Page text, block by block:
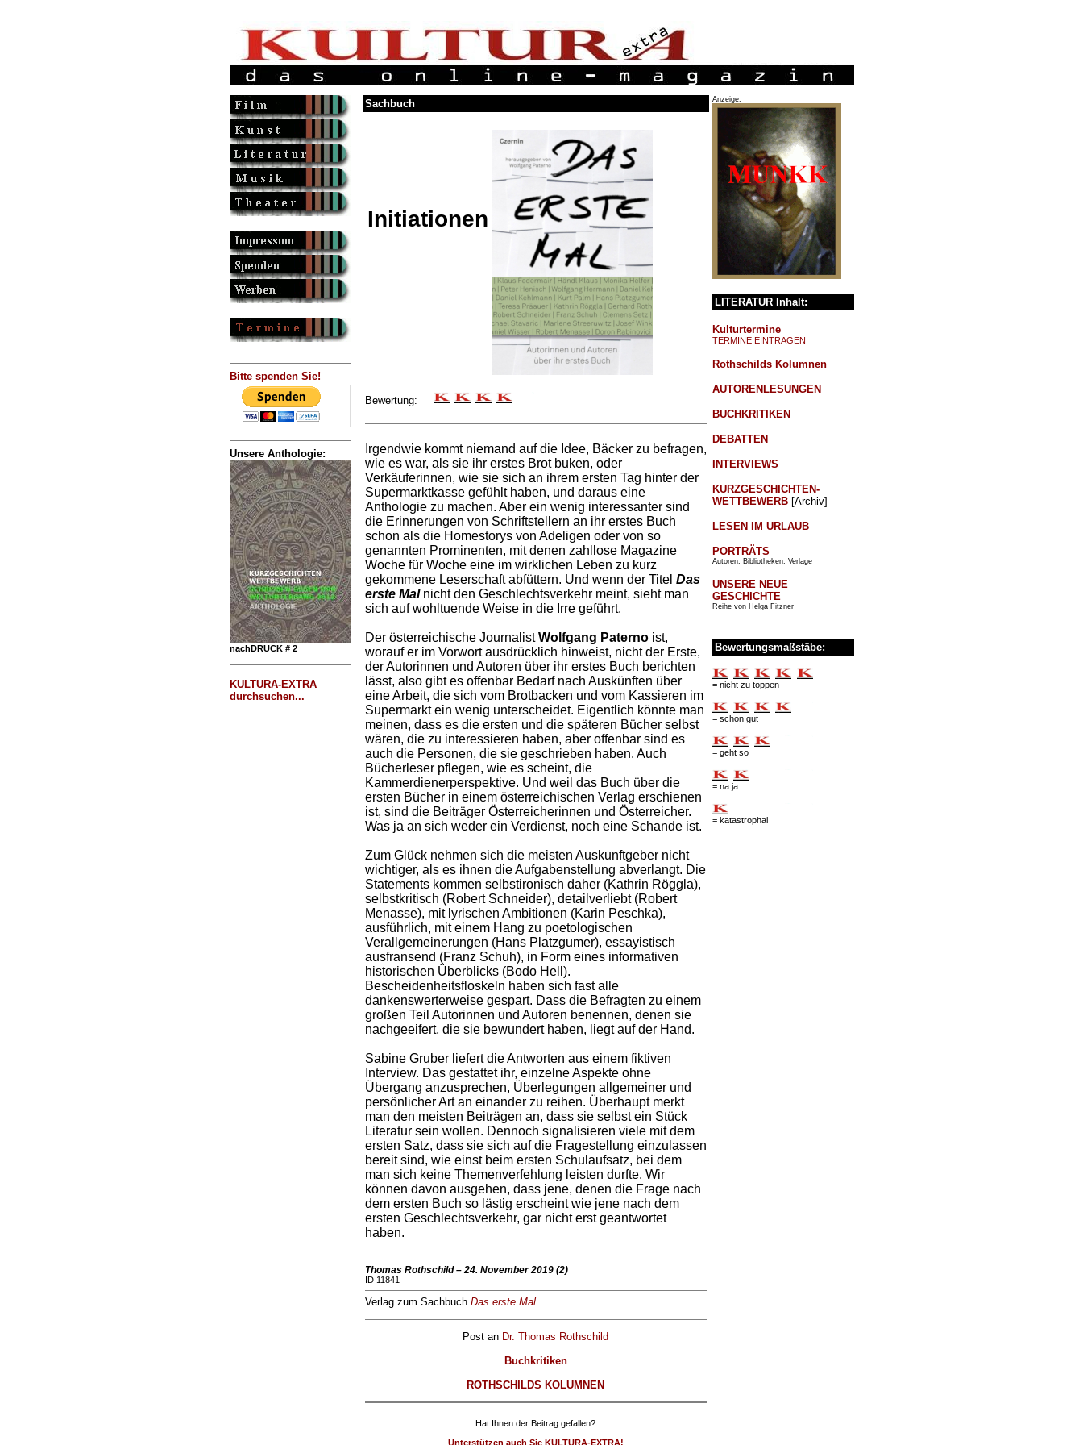
Bitte spenden Sie!
Unsere Anthologie:
nachDRUCK # 2
KULTURA-EXTRA
durchsuchen...
Sachbuch
Initiationen
Bewertung:
Irgendwie kommt niemand auf die Idee, Bäcker zu befragen,
wie es war, als sie ihr erstes Brot buken, oder
Verkäuferinnen, wie sie sich an ihrem ersten Tag hinter der
Supermarktkasse gefühlt haben, und daraus eine
Anthologie zu machen. Aber ein wenig interessanter sind
die Erinnerungen von Schriftstellern an ihr erstes Buch
schon als die Homestorys von Adeligen oder von so
genannten Prominenten, mit denen zahllose Magazine
Woche für Woche eine im wirklichen Leben zu kurz
gekommene Leserschaft abfüttern. Und wenn der Titel Das
erste Malnicht den Geschlechtsverkehr meint, sieht man
sich auf wohltuende Weise in die Irre geführt.
Der österreichische JournalistWolfgang Paternoist,
worauf er im Vorwort ausdrücklich hinweist, nicht der Erste,
der Autorinnen und Autoren über ihr erstes Buch berichten
lässt, also gibt es offenbar Bedarf nach Auskünften über
eine Arbeit, die sich vom Brotbacken und vom Kassieren im
Supermarkt ein wenig unterscheidet. Eigentlich könnte man
meinen, dass es die ersten und die späteren Bücher selbst
wären, die zu interessieren haben, aber offenbar sind es
auch die Personen, die sie geschrieben haben. Auch
Bücherleser pflegen, wie es scheint, die
Kammerdienerperspektive. Und weil das Buch über die
ersten Bücher in einem österreichischen Verlag erschienen
ist, sind die Beiträger Österreicherinnen und Österreicher.
Was ja an sich weder ein Verdienst, noch eine Schande ist.
Zum Glück nehmen sich die meisten Auskunftgeber nicht
wichtiger, als es ihnen die Aufgabenstellung abverlangt. Die
Statements kommen selbstironisch daher (Kathrin Röggla),
selbstkritisch (Robert Schneider), detailverliebt (Robert
Menasse), mit lyrischen Ambitionen (Karin Peschka),
ausführlich, mit einem Hang zu poetologischen
Verallgemeinerungen (Hans Platzgumer), essayistisch
ausfransend (Franz Schuh), in Form eines informativen
historischen Überblicks (Bodo Hell).
Bescheidenheitsfloskeln haben sich fast alle
dankenswerterweise gespart. Dass die Befragten zu einem
großen Teil Autorinnen und Autoren benennen, denen sie
nachgeeifert, die sie bewundert haben, liegt auf der Hand.
Sabine Gruber liefert die Antworten aus einem fiktiven
Interview. Das gestattet ihr, einzelne Aspekte ohne
Übergang anzusprechen, Überlegungen allgemeiner und
persönlicher Art an einander zu reihen. Überhaupt merkt
man den meisten Beiträgen an, dass sie selbst ein Stück
Literatur sein wollen. Dennoch signalisieren viele mit dem
ersten Satz, dass sie sich auf die Fragestellung einzulassen
bereit sind, wie einst beim ersten Schulaufsatz, bei dem
man sich keine Themenverfehlung leisten durfte. Wir
können davon ausgehen, dass jene, denen die Frage nach
dem ersten Buch so lästig erscheint wie jene nach dem
ersten Geschlechtsverkehr, gar nicht erst geantwortet
haben.
Thomas Rothschild – 24. November 2019 (2)
ID 11841
Verlag zum Sachbuch Das erste Mal
Post an Dr. Thomas Rothschild
Buchkritiken
ROTHSCHILDS KOLUMNEN
Hat Ihnen der Beitrag gefallen?
Unterstützen auch Sie KULTURA-EXTRA!
Anzeige:
LITERATUR Inhalt:
Kulturtermine
TERMINE EINTRAGEN
Rothschilds Kolumnen
AUTORENLESUNGEN
BUCHKRITIKEN
DEBATTEN
INTERVIEWS
KURZGESCHICHTEN-
WETTBEWERB[Archiv]
LESEN IM URLAUB
PORTRÄTS
Autoren, Bibliotheken, Verlage
UNSERE NEUE
GESCHICHTE
Reihe von Helga Fitzner
Bewertungsmaßstäbe:
= nicht zu toppen
= schon gut
= geht so
= na ja
= katastrophal